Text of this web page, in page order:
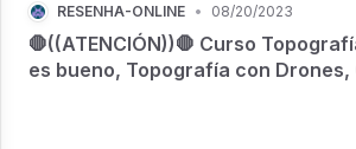
RESENHA-ONLINE • 08/20/2023
🛑((ATENCIÓN))🛑 Curso
es bueno, Topografía con Drones,